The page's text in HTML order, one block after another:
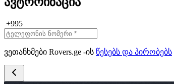
+995
ვეთანხმები Rovers.ge -ის წესებს და პირობებს